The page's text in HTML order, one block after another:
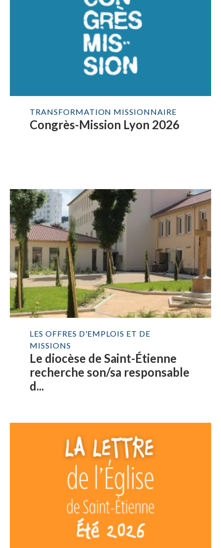
TRANSFORMATION MISSIONNAIRE
Congrès-Mission Lyon 2026
LES OFFRES D'EMPLOIS ET DE
MISSIONS
Le diocèse de Saint-Étienne
recherche son/sa responsable
d...